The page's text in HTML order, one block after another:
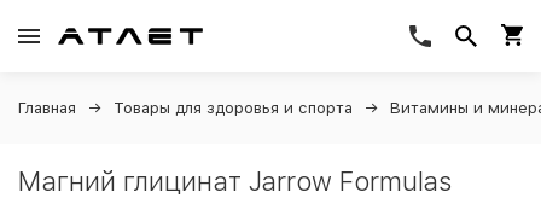
Главная Товары для здоровья и спорта Витамины и
Магний глицинат Jarrow Formulas